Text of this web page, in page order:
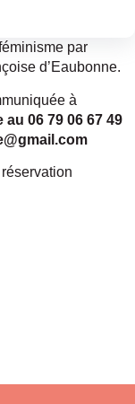
par
d’Eaubonne.
à
06 79 06 67 49